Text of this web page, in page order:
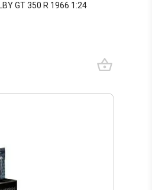
GT 350 R 1966 1:24